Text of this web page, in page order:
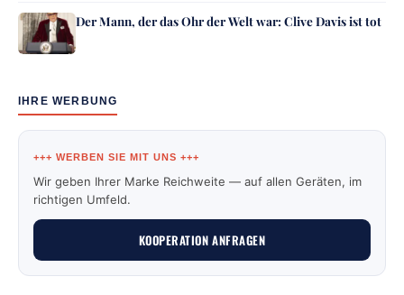
Der Mann, der das Ohr der Welt war: Clive Davis ist tot
IHRE WERBUNG
+++ WERBEN SIE MIT UNS +++
Wir geben Ihrer Marke Reichweite — auf allen Geräten, im
richtigen Umfeld.
KOOPERATION ANFRAGEN